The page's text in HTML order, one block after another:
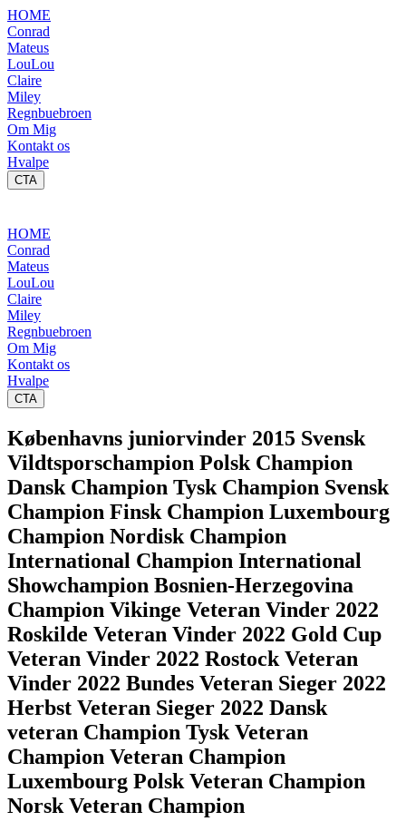
HOME
Conrad
Mateus
LouLou
Claire
Miley
Regnbuebroen
Om Mig
Kontakt os
Hvalpe
CTA
HOME
Conrad
Mateus
LouLou
Claire
Miley
Regnbuebroen
Om Mig
Kontakt os
Hvalpe
CTA
Københavns juniorvinder 2015 Svensk
Vildtsporschampion Polsk Champion
Dansk Champion Tysk Champion Svensk
Champion Finsk Champion Luxembourg
Champion Nordisk Champion
International Champion International
Showchampion Bosnien-Herzegovina
Champion Vikinge Veteran Vinder 2022
Roskilde Veteran Vinder 2022 Gold Cup
Veteran Vinder 2022 Rostock Veteran
Vinder 2022 Bundes Veteran Sieger 2022
Herbst Veteran Sieger 2022 Dansk
veteran Champion Tysk Veteran
Champion Veteran Champion
Luxembourg Polsk Veteran Champion
Norsk Veteran Champion